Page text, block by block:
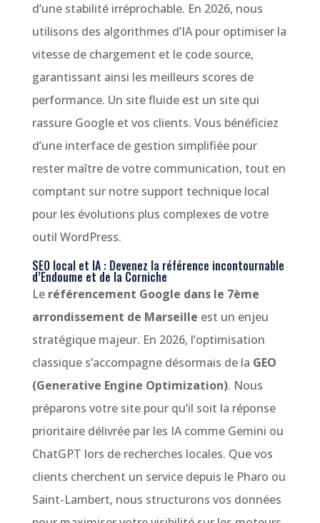
d’une stabilité irréprochable. En 2026, nous
utilisons des algorithmes d’IA pour optimiser la
vitesse de chargement et le code source,
garantissant ainsi les meilleurs scores de
performance. Un site fluide est un site qui
rassure Google et vos clients. Vous bénéficiez
d’une interface de gestion simplifiée pour
rester maître de votre communication, tout en
comptant sur notre support technique local
pour les évolutions plus complexes de votre
outil WordPress.
SEO local et IA : Devenez la référence incontournable
d’Endoume et de la Corniche
Le référencement Google dans le 7ème
arrondissement de Marseille est un enjeu
stratégique majeur. En 2026, l’optimisation
classique s’accompagne désormais de la GEO
(Generative Engine Optimization). Nous
préparons votre site pour qu’il soit la réponse
prioritaire délivrée par les IA comme Gemini ou
ChatGPT lors de recherches locales. Que vos
clients cherchent un service depuis le Pharo ou
Saint-Lambert, nous structurons vos données